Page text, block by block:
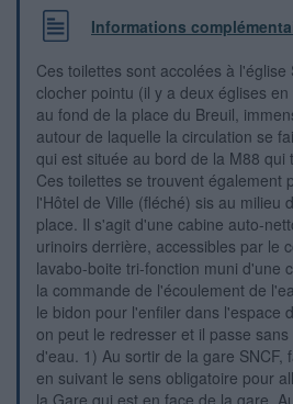
Informations
Ces toilettes sont accolées à
clocher pointu (il y a deux églises
au fond de la place du Breuil,
autour de laquelle la circulation se
qui est située au bord de la M88 qui
Ces toilettes se trouvent également
l'Hôtel de Ville (fléché) sis au milieu
place. Il s'agit d'une cabine auto-
urinoirs derrière, accessibles par le
lavabo-boite tri-fonction muni d'une
la commande de l'écoulement de
le bidon pour l'enfiler dans l'espace
on peut le redresser et il passe
d'eau. 1) Au sortir de la gare SNCF,
en suivant le sens obligatoire pour
la Gare qui est en face de la gare.